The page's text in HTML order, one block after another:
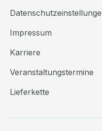
Impressum
Karriere
Veranstaltungstermine
Lieferkette